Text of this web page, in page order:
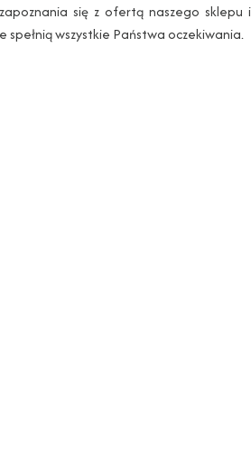
się z ofertą naszego sklepu i
wszystkie Państwa oczekiwania.